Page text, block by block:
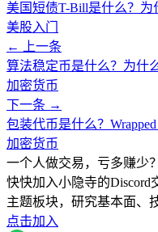
美国短债T-Bill是什么？为
美股入门
← 上一条
算法稳定币是什么？为什
加密货币
下一条 →
包装代币是什么？
加密货币
一个人做交易，亏多赚少
快快加入小隐寺的
主题板块，研究基本面、
点击加入